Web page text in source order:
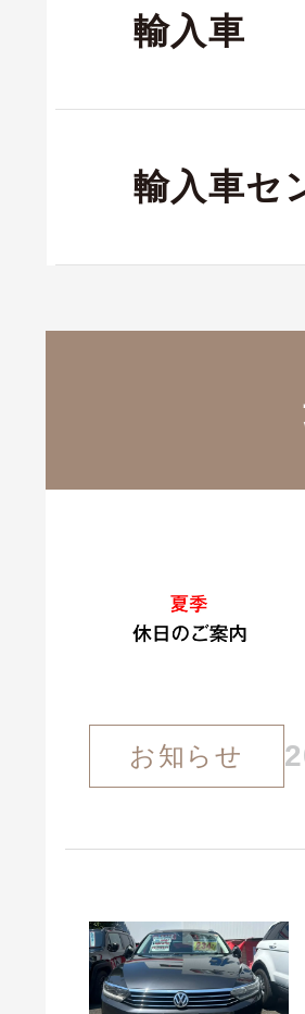
輸入車
輸入車セ
お知らせ